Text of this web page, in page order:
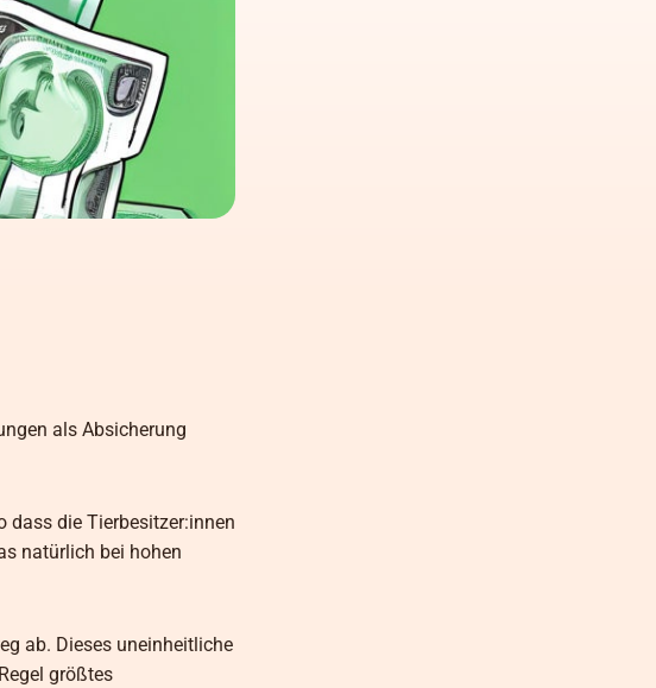
als Absicherung
dass die Tierbesitzer:innen
natürlich bei hohen
ab. Dieses uneinheitliche
größtes